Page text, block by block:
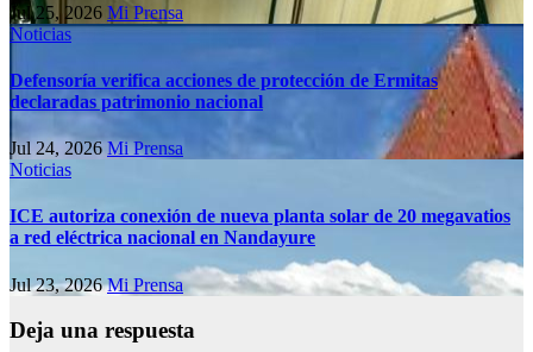
Jul 25, 2026 Mi Prensa
Noticias
Defensoría verifica acciones de protección de Ermitas
declaradas patrimonio nacional
Jul 24, 2026Mi Prensa
Noticias
ICE autoriza conexión de nueva planta solar de 20 megavatios
a red eléctrica nacional en Nandayure
Jul 23, 2026Mi Prensa
Deja una respuesta